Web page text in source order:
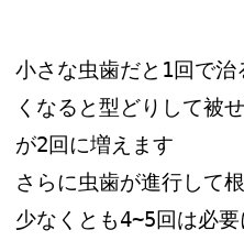
小さな虫歯だと1回で治
くなると型どりして被
が2回に増えます
さらに虫歯が進行して
少なくとも4~5回は必